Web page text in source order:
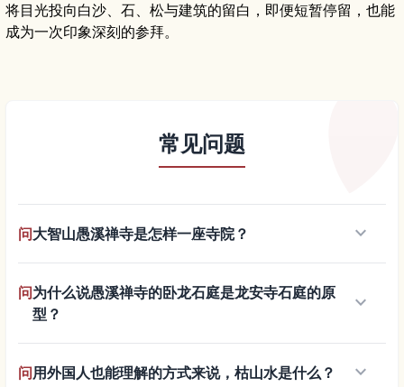
将目光投向白沙、石、松与建筑的留白，即便短暂停留，也能
成为一次印象深刻的参拜。
常见问题
问大智山愚溪禅寺是怎样一座寺院？ keyboard_arrow_down
问为什么说愚溪禅寺的卧龙石庭是龙安寺石庭的原
型？
keyboard_arrow_down
问用外国人也能理解的方式来说，枯山水是什么？ keyboard_arrow_down